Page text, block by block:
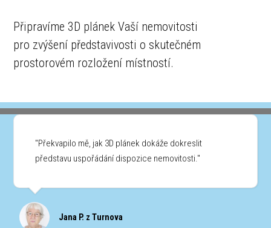
Připravíme 3D plánek Vaší nemovitosti
pro zvýšení představivosti o skutečném
prostorovém rozložení místností.
"Překvapilo mě, jak 3D plánek dokáže dokreslit
představu uspořádání dispozice nemovitosti."
Jana P. z Turnova